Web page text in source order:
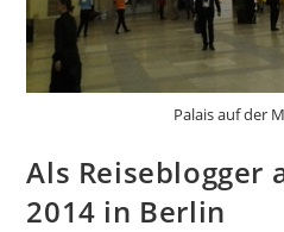
Palais auf der
Als Reiseblogger
2014 in Berlin